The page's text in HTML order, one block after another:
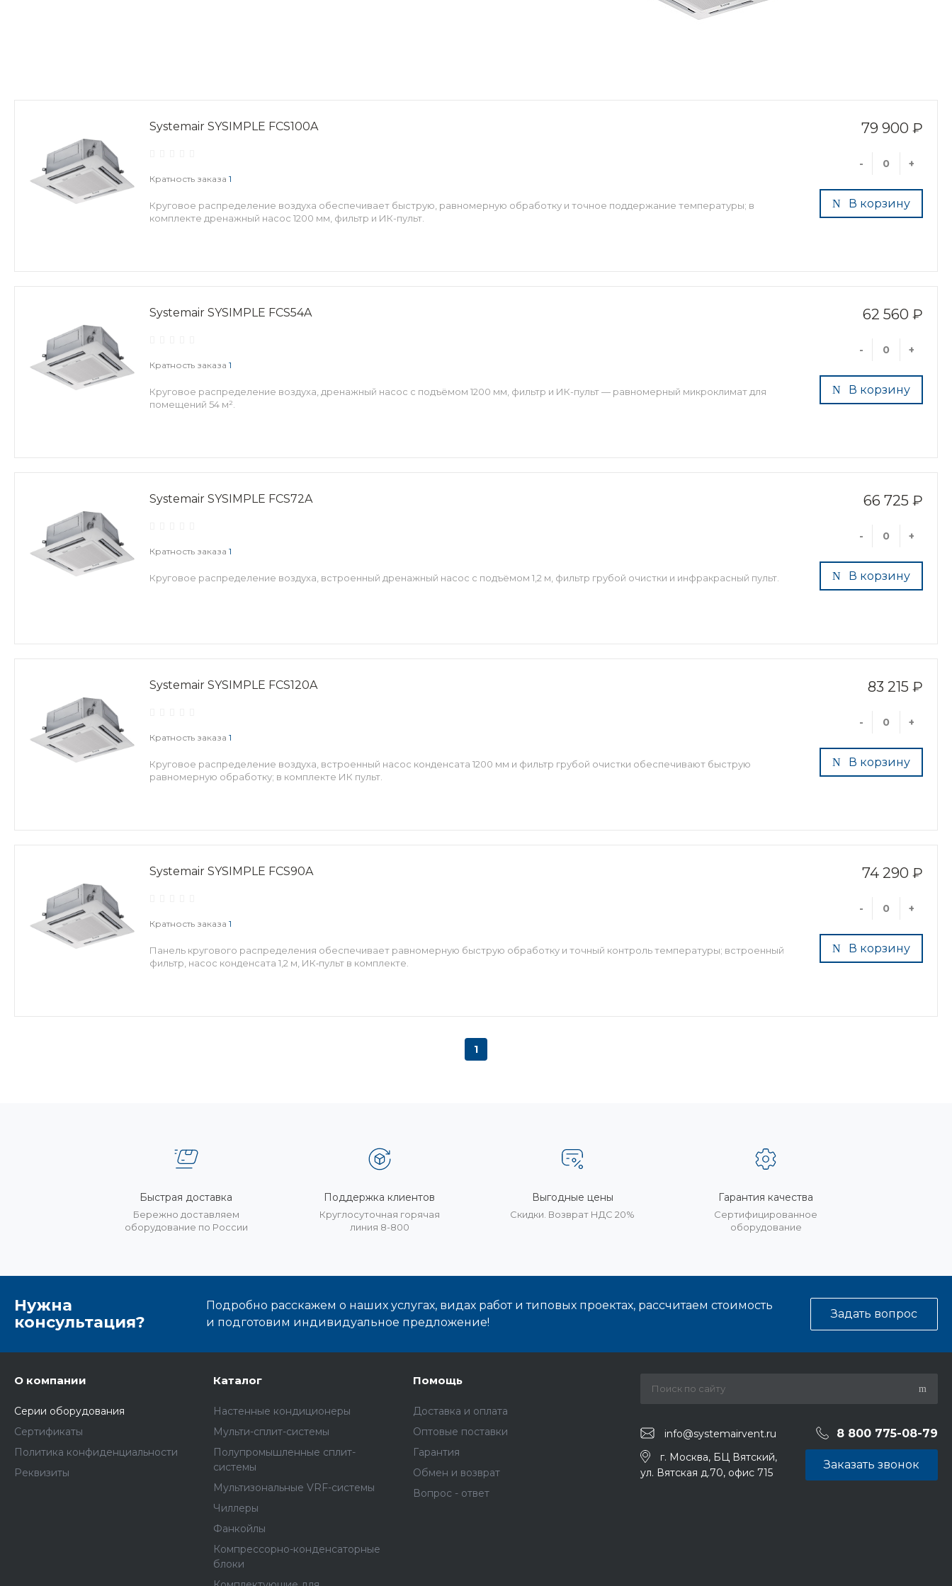
79 900 ₽
- +
В корзину
Systemair SYSIMPLE FCS100A
Кратность заказа 1
Круговое распределение воздуха обеспечивает быструю, равномерную обработку и точное поддержание температуры; в
комплекте дренажный насос 1200 мм, фильтр и ИК-пульт.
62 560 ₽
- +
В корзину
Systemair SYSIMPLE FCS54A
Кратность заказа 1
Круговое распределение воздуха, дренажный насос с подъёмом 1200 мм, фильтр и ИК-пульт — равномерный микроклимат для
помещений 54 м².
66 725 ₽
- +
В корзину
Systemair SYSIMPLE FCS72A
Кратность заказа 1
Круговое распределение воздуха, встроенный дренажный насос с подъёмом 1,2 м, фильтр грубой очистки и инфракрасный пульт.
83 215 ₽
- +
В корзину
Systemair SYSIMPLE FCS120A
Кратность заказа 1
Круговое распределение воздуха, встроенный насос конденсата 1200 мм и фильтр грубой очистки обеспечивают быструю
равномерную обработку; в комплекте ИК пульт.
74 290 ₽
- +
В корзину
Systemair SYSIMPLE FCS90A
Кратность заказа 1
Панель кругового распределения обеспечивает равномерную быструю обработку и точный контроль температуры; встроенный
фильтр, насос конденсата 1,2 м, ИК‑пульт в комплекте.
1
Быстрая доставка
Бережно доставляем
оборудование по России
Поддержка клиентов
Круглосуточная горячая
линия 8-800
Выгодные цены
Скидки. Возврат НДС 20%
Гарантия качества
Сертифицированное
оборудование
Нужна
консультация?
Подробно расскажем о наших услугах, видах работ и типовых проектах, рассчитаем стоимость
и подготовим индивидуальное предложение!
Задать вопрос
О компании
Серии оборудования
Сертификаты
Политика конфиденциальности
Реквизиты
Каталог
Настенные кондиционеры
Мульти-сплит-системы
Полупромышленные сплит-
системы
Мультизональные VRF-системы
Чиллеры
Фанкойлы
Компрессорно-конденсаторные
блоки
Помощь
Доставка и оплата
Оптовые поставки
Гарантия
Обмен и возврат
Вопрос - ответ
info@systemairvent.ru 8 800 775-08-79
г. Москва, БЦ Вятский,
ул. Вятская д.70, офис 715
Заказать звонок